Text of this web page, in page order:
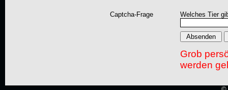
Captcha-Frage Welches Tier
Grob
werden